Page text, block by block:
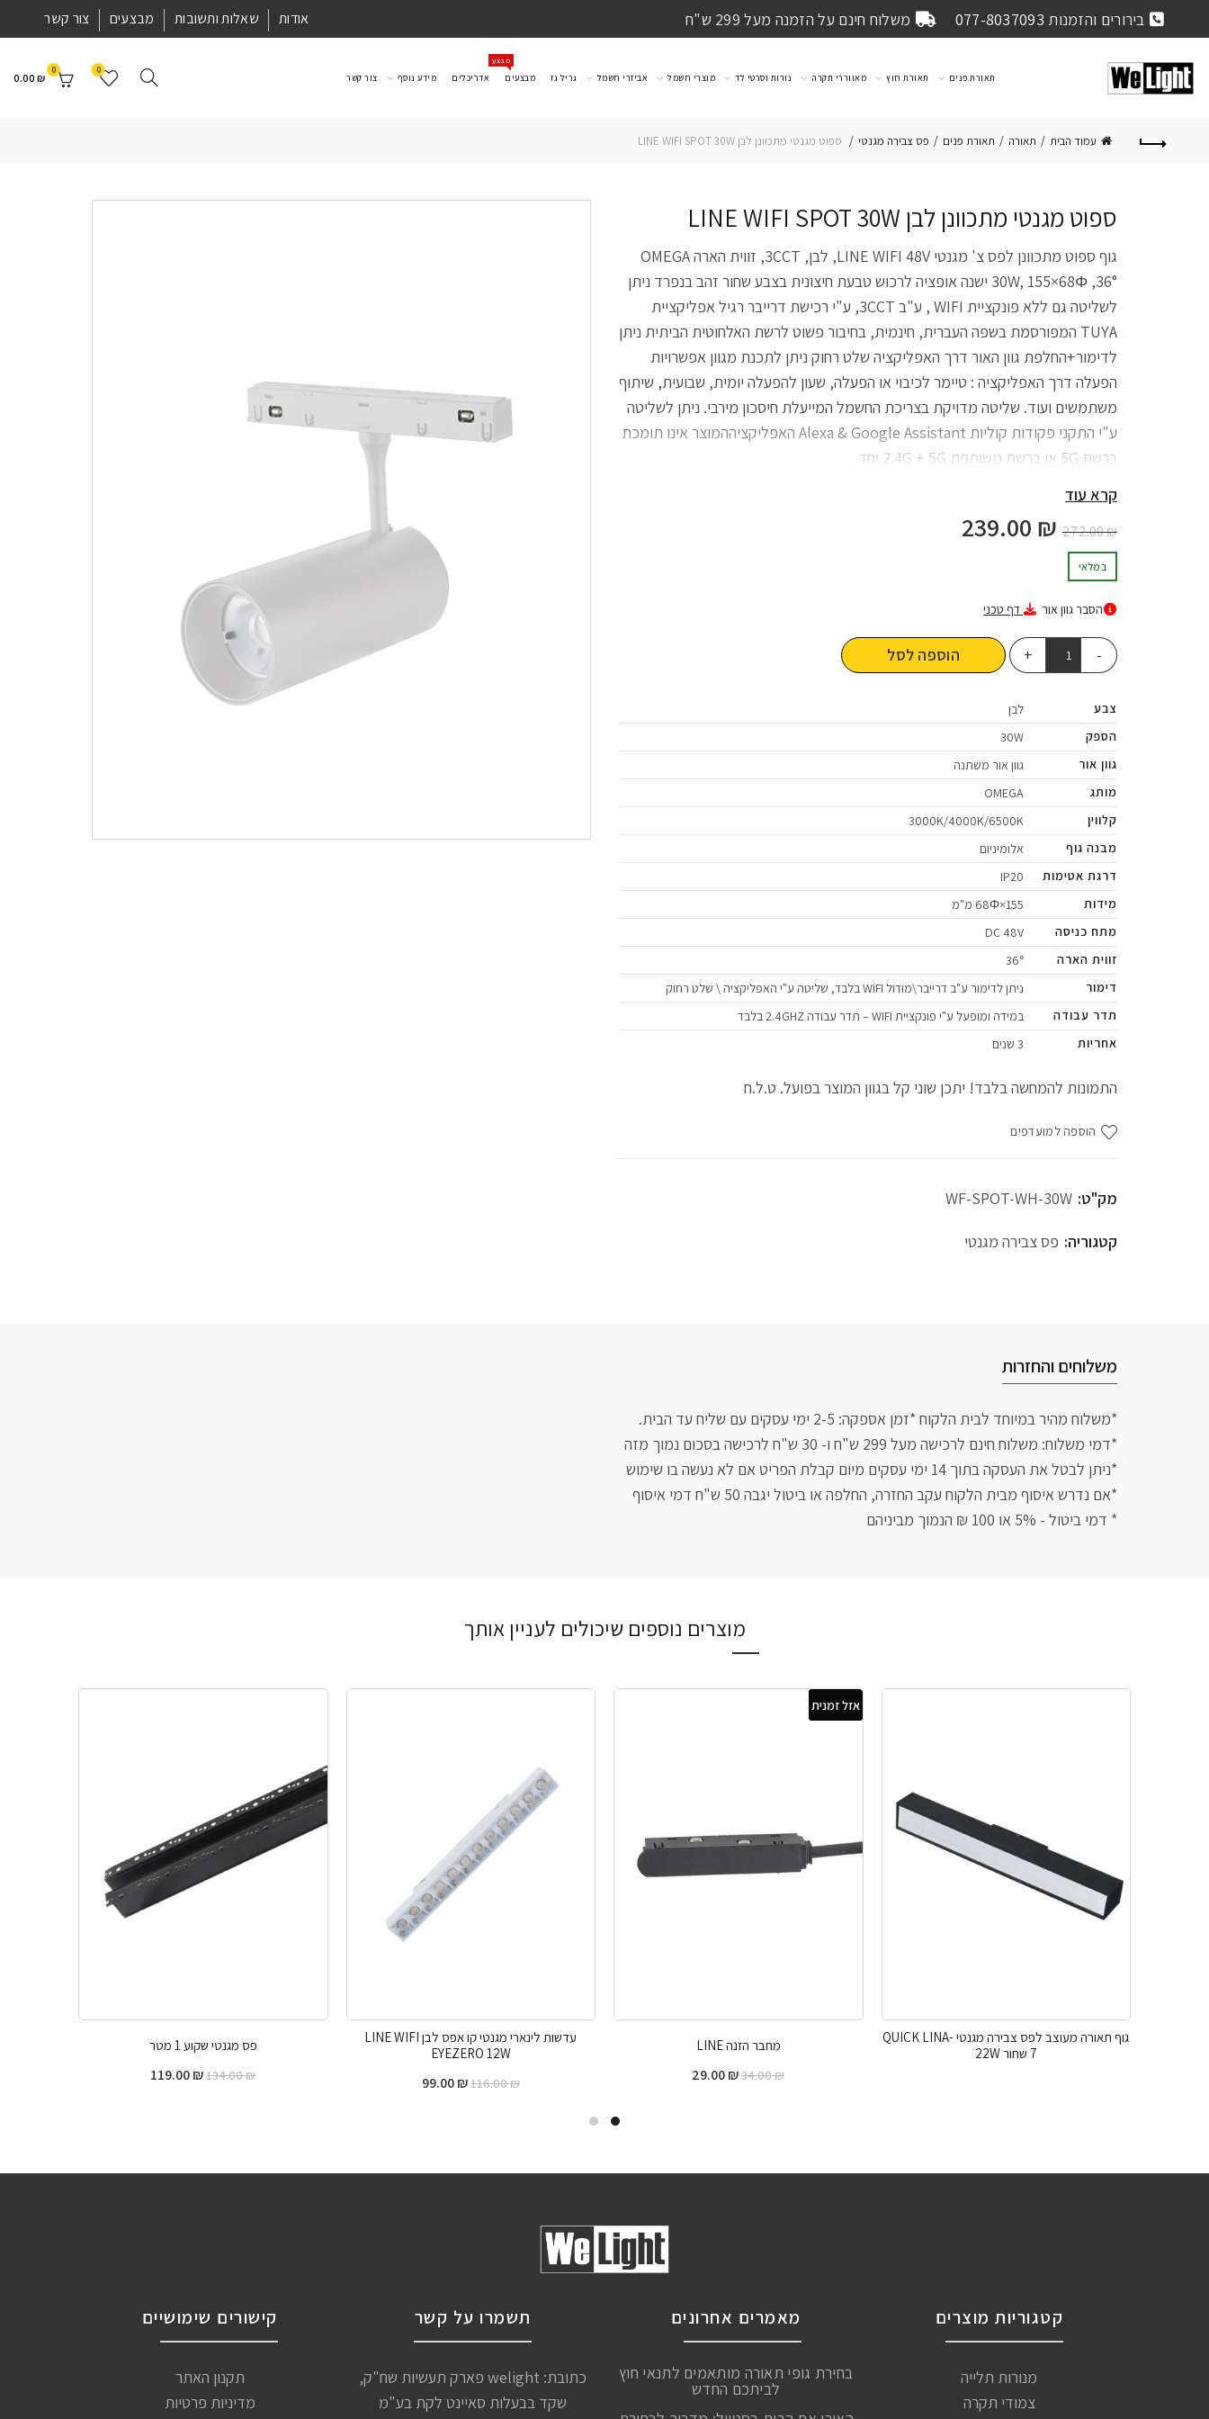
בירורים והזמנות משלוח חינם על הזמנה מעל 299 ש"ח אודות שאלות ותשובות מבצעים צור קשר
תאורת פנים תאורת חוץ מאווררי תקרה נורות וסרטי לד מוצרי חשמל אביזרי חשמל גריל גז מבצעים
מבצע
אדריכלים מידע נוסף צור קשר
0
0
0.00 ₪
עמוד הבית תאורה תאורת פנים פס צבירה מגנטי ספוט מגנטי מתכוונן לבן LINE WIFI SPOT 30W
ספוט מגנטי מתכוונן לבן LINE WIFI SPOT 30W
גוף ספוט מתכוונן לפס צ' מגנטי LINE WIFI 48V, לבן, 3CCT, זווית הארה OMEGA
30W, 155×68Φ ,36° ישנה אופציה לרכוש טבעת חיצונית בצבע שחור זהב בנפרד ניתן
לשליטה גם ללא פונקציית WIFI , ע"ב 3CCT, ע"י רכישת דרייבר רגיל אפליקציית
TUYA המפורסמת בשפה העברית, חינמית, בחיבור פשוט לרשת האלחוטית הביתית ניתן
לדימור+החלפת גוון האור דרך האפליקציה שלט רחוק ניתן לתכנת מגוון אפשרויות
הפעלה דרך האפליקציה : טיימר לכיבוי או הפעלה, שעון להפעלה יומית, שבועית, שיתוף
משתמשים ועוד. שליטה מדויקת בצריכת החשמל המייעלת חיסכון מירבי. ניתן לשליטה
ע"י התקני פקודות קוליות Alexa & Google Assistant האפליקציההמוצר אינו תומכת
ברשת 5G או ברשת משותפת 2.4G + 5G יחד.
קרא עוד
272.00₪
239.00 ₪
במלאי
הסבר גוון אור דף טכני
הוספה לסל
צבע
לבן
הספק
30W
גוון אור
גוון אור משתנה
מותג
OMEGA
קלווין
3000K/4000K/6500K
מבנה גוף
אלומיניום
דרגת אטימות
IP20
מידות
155×68Φ מ"מ
מתח כניסה
DC 48V
זווית הארה
36°
דימור
ניתן לדימור ע"ב דרייבר\מודול WIFI בלבד, שליטה ע"י האפליקציה \ שלט רחוק
תדר עבודה
במידה ומופעל ע"י פונקציית WIFI – תדר עבודה 2.4GHZ בלבד
אחריות
3 שנים
התמונות להמחשה בלבד! יתכן שוני קל בגוון המוצר בפועל. ט.ל.ח
הוספה למועדפים
מק"ט: WF-SPOT-WH-30W
קטגוריה: פס צבירה מגנטי
משלוחים והחזרות
*משלוח מהיר במיוחד לבית הלקוח *זמן אספקה: 2-5 ימי עסקים עם שליח עד הבית.
*דמי משלוח: משלוח חינם לרכישה מעל 299 ש"ח ו- 30 ש"ח לרכישה בסכום נמוך מזה
*ניתן לבטל את העסקה בתוך 14 ימי עסקים מיום קבלת הפריט אם לא נעשה בו שימוש
*אם נדרש איסוף מבית הלקוח עקב החזרה, החלפה או ביטול יגבה 50 ש"ח דמי איסוף
* דמי ביטול - 5% או 100 ₪ הנמוך מביניהם
מוצרים נוספים שיכולים לעניין אותך
גוף תאורה מעוצב לפס צבירה מגנטי QUICK LINA-
7 שחור 22W
אזל זמנית
מחבר הזנה LINE
34.00₪
29.00₪
עדשות לינארי מגנטי קו אפס לבן LINE WIFI
EYEZERO 12W
116.00₪
99.00₪
פס מגנטי שקוע 1 מטר
134.00₪
119.00₪
קטגוריות מוצרים
מנורות תלייה
צמודי תקרה
מאמרים אחרונים
בחירת גופי תאורה מותאמים לתנאי חוץ
לביתכם החדש
תשמרו על קשר
כתובת: welight פארק תעשיות שח"ק,
שקד בבעלות סאיינט לקת בע"מ
קישורים שימושיים
תקנון האתר
מדיניות פרטיות